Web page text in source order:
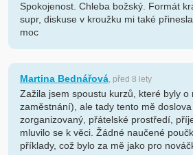
Spokojenost. Chleba božský. Formát
supr, diskuse v kroužku mi také
moc
Martina Bednářová, před 8 lety
Zažila jsem spoustu kurzů, které byly o
zaměstnání), ale tady tento mě
zorganizovaný, přátelské prostředí,
mluvilo se k věci. Žádné naučené
příklady, což bylo za mě jako pro